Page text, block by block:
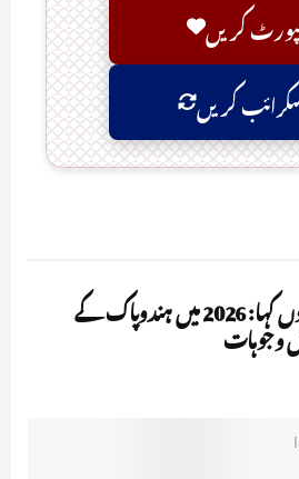
کریں
کریں
امریکی تھنک ٹینک نے کیوں کہا: 2026 میں ہندوپاک کے
وجوہات